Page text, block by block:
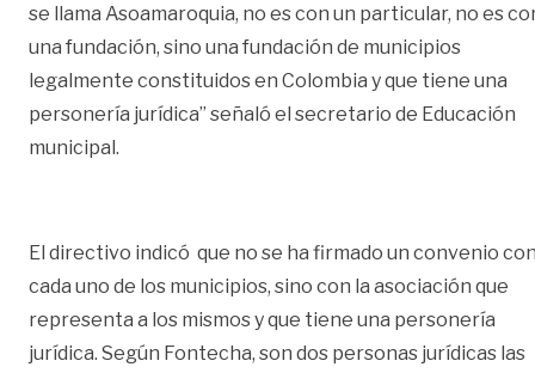
se llama Asoamaroquia, no es con un particular, no es
una fundación, sino una fundación de municipios
legalmente constituidos en Colombia y que tiene una
personería jurídica” señaló el secretario de Educación
municipal.
El directivo indicó que no se ha firmado un convenio
cada uno de los municipios, sino con la asociación que
representa a los mismos y que tiene una personería
jurídica. Según Fontecha, son dos personas jurídicas las